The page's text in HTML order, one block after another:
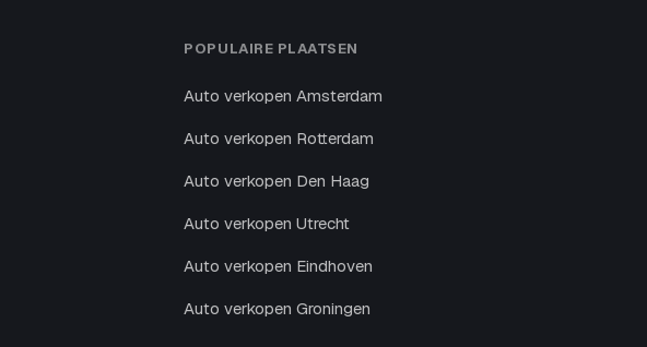
POPULAIRE PLAATSEN
Auto verkopen Amsterdam
Auto verkopen Rotterdam
Auto verkopen Den Haag
Auto verkopen Utrecht
Auto verkopen Eindhoven
Auto verkopen Groningen